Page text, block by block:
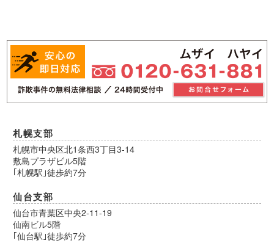
札幌支部
札幌市中央区北1条西3丁目3-14
敷島プラザビル5階
｢札幌駅｣徒歩約7分
仙台支部
仙台市青葉区中央2-11-19
仙南ビル5階
｢仙台駅｣徒歩約7分